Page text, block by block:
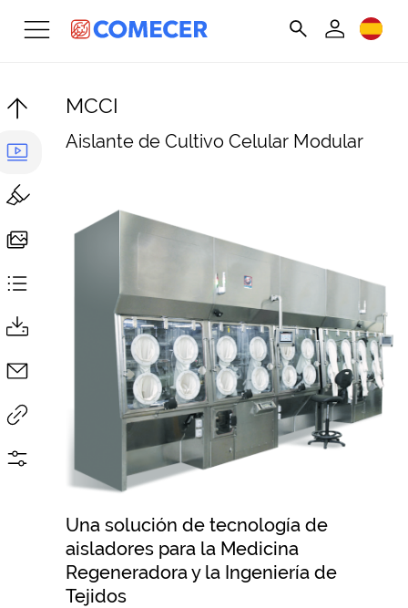
MCCI
Aislante de Cultivo Celular Modular
Una solución de tecnología de
aisladores para la Medicina
Regeneradora y la Ingeniería de
Tejidos